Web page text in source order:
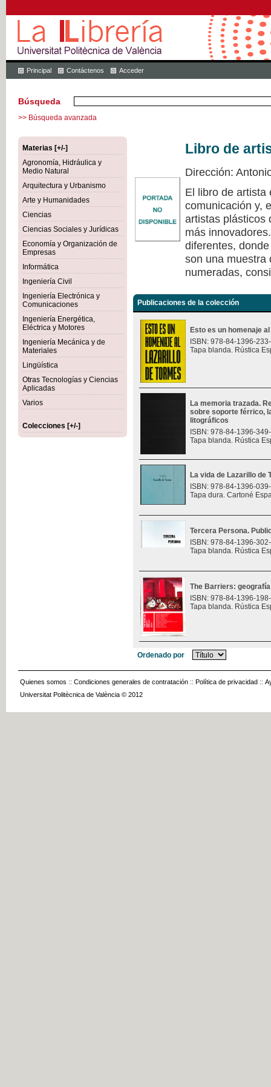
Principal Contáctenos Acceder
Búsqueda
>> Búsqueda avanzada
Materias [+/-]
Agronomía, Hidráulica y
Medio Natural
Arquitectura y Urbanismo
Arte y Humanidades
Ciencias
Ciencias Sociales y Jurídicas
Economía y Organización de
Empresas
Informática
Ingeniería Civil
Ingeniería Electrónica y
Comunicaciones
Ingeniería Energética,
Eléctrica y Motores
Ingeniería Mecánica y de
Materiales
Lingüística
Otras Tecnologías y Ciencias
Aplicadas
Varios
Colecciones [+/-]
Libro de
Dirección:
El libro de artista
comunicación y,
artistas plásticos
más
diferentes,
son una muestra
numeradas,
Publicaciones de la colección
Esto es un homenaje
ISBN: 978-84-1396-
Tapa blanda. Rústica
La memoria trazada.
sobre soporte férrico,
litográficos
ISBN: 978-84-1396-
Tapa blanda. Rústica
La vida de Lazarillo de
ISBN: 978-84-1396-
Tapa dura. Cartoné
Tercera Persona.
ISBN: 978-84-1396-
Tapa blanda. Rústica
The Barriers:
ISBN: 978-84-1396-
Tapa blanda. Rústica
Ordenado por
Quienes somos :: Condiciones generales de contratación :: Política de privacidad ::
Universitat Politècnica de València © 2012